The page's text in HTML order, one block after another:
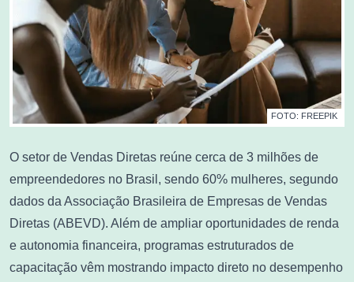
FOTO: FREEPIK
O setor de Vendas Diretas reúne cerca de 3 milhões de
empreendedores no Brasil, sendo 60% mulheres, segundo
dados da Associação Brasileira de Empresas de Vendas
Diretas (ABEVD). Além de ampliar oportunidades de renda
e autonomia financeira, programas estruturados de
capacitação vêm mostrando impacto direto no desempenho